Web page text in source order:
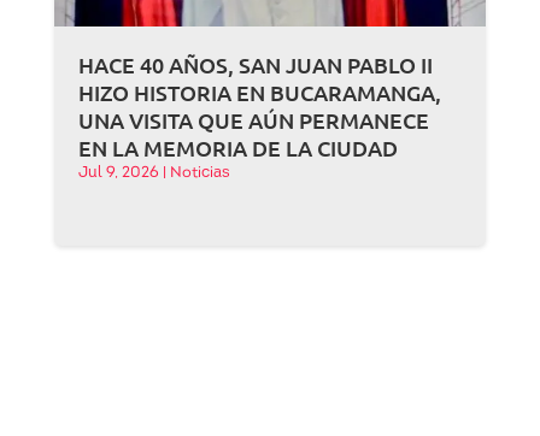
HACE 40 AÑOS, SAN JUAN PABLO II
HIZO HISTORIA EN BUCARAMANGA,
UNA VISITA QUE AÚN PERMANECE
EN LA MEMORIA DE LA CIUDAD
Jul 9, 2026 Noticias